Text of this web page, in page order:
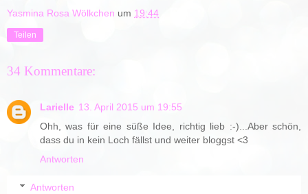
Yasmina Rosa Wölkchen um 19:44
Teilen
34 Kommentare:
Larielle 13. April 2015 um 19:55
Ohh, was für eine süße Idee, richtig lieb :-)...Aber schön,
dass du in kein Loch fällst und weiter bloggst <3
Antworten
Antworten